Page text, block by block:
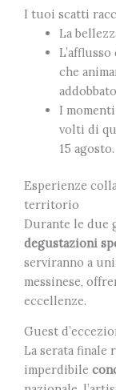
I tuoi scatti
La
che
I
volti di
15 agosto.
Esperienze
territorio
Durante le due
degustazioni
serviranno a
messinese,
eccellenze.
Guest
La serata finale
imperdibile